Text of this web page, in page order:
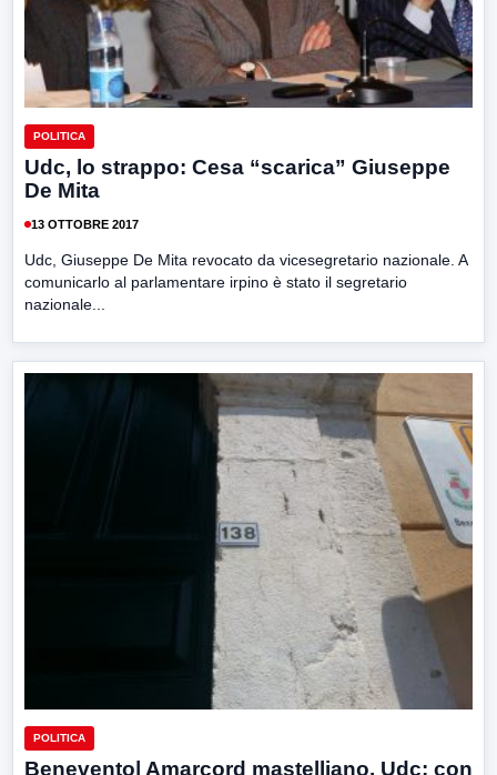
POLITICA
Udc, lo strappo: Cesa “scarica” Giuseppe
De Mita
13 OTTOBRE 2017
Udc, Giuseppe De Mita revocato da vicesegretario nazionale. A
comunicarlo al parlamentare irpino è stato il segretario
nazionale...
POLITICA
Benevento| Amarcord mastelliano. Udc: con